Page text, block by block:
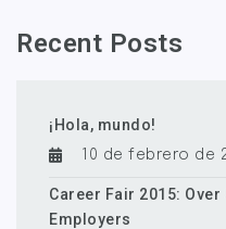
Recent Posts
¡Hola, mundo!
10 de febrero de
Career Fair 2015:
Employers